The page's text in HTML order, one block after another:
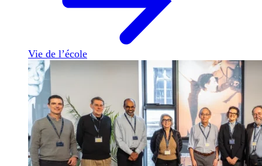
Vie de l’école